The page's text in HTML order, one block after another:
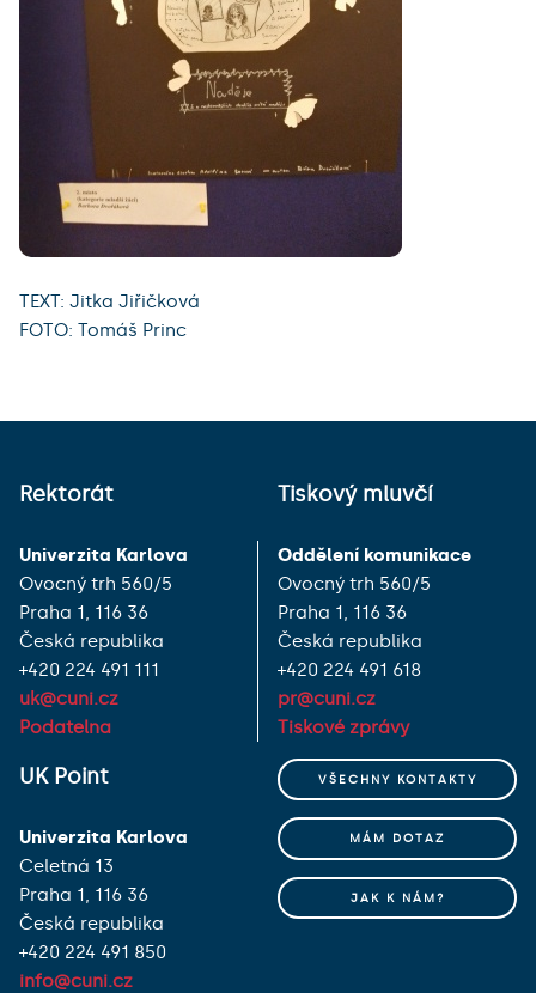
TEXT: Jitka Jiřičková
FOTO: Tomáš Princ
Rektorát
Univerzita Karlova
Ovocný trh 560/5
Praha 1, 116 36
Česká republika
+420 224 491 111
uk@cuni.cz
Podatelna
Tiskový mluvčí
Oddělení komunikace
Ovocný trh 560/5
Praha 1, 116 36
Česká republika
+420 224 491 618
pr@cuni.cz
Tiskové zprávy
UK Point
Univerzita Karlova
Celetná 13
Praha 1, 116 36
Česká republika
+420 224 491 850
info@cuni.cz
VŠECHNY KONTAKTY
MÁM DOTAZ
JAK K NÁM?